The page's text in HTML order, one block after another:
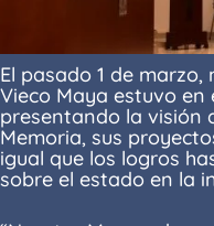
El pasado 1 de
Vieco Maya estuvo en
presentando la visión
Memoria, sus
igual que los logros
sobre el estado en la